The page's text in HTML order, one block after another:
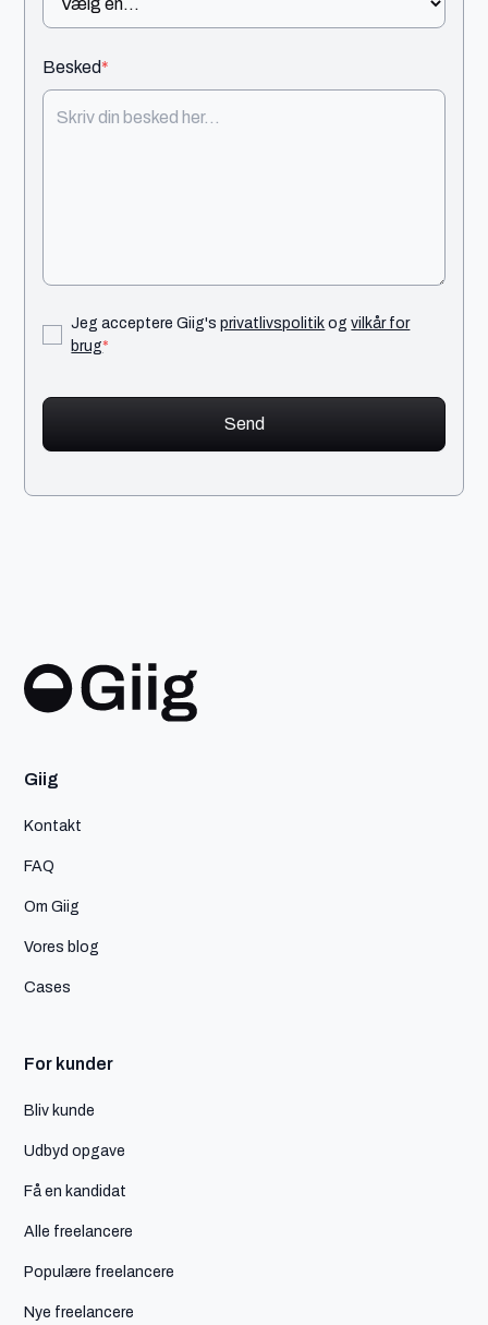
Besked*
Jeg acceptere Giig'sprivatlivspolitikogvilkår for
brug*
Giig
Kontakt
FAQ
Om Giig
Vores blog
Cases
For kunder
Bliv kunde
Udbyd opgave
Få en kandidat
Alle freelancere
Populære freelancere
Nye freelancere